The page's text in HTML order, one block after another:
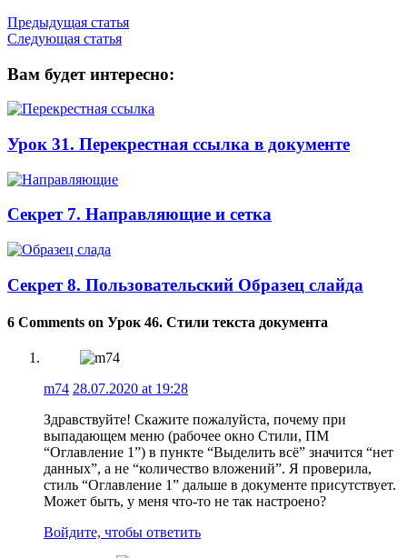
Предыдущая статья
Следующая статья
Вам будет интересно:
Урок 31. Перекрестная ссылка в документе
Секрет 7. Направляющие и сетка
Секрет 8. Пользовательский Образец слайда
6 Comments on Урок 46. Стили текста документа
m74 28.07.2020 at 19:28
Здравствуйте! Скажите пожалуйста, почему при
выпадающем меню (рабочее окно Стили, ПМ
“Оглавление 1”) в пункте “Выделить всё” значится “нет
данных”, а не “количество вложений”. Я проверила,
стиль “Оглавление 1” дальше в документе присутствует.
Может быть, у меня что-то не так настроено?
Войдите, чтобы ответить